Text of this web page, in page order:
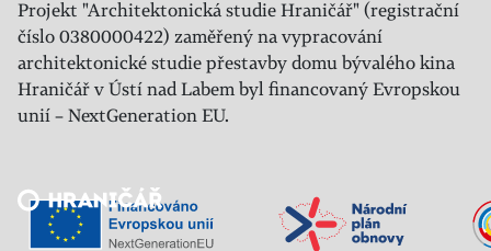
Projekt "Architektonická studie Hraničář" (registrační
číslo 0380000422) zaměřený na vypracování
architektonické studie přestavby domu bývalého kina
Hraničář v Ústí nad Labem byl financovaný Evropskou
unií – NextGeneration EU.
Veřejný sál Hraničář, spolek